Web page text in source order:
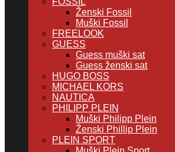
Ženski Fossil
Muški Fossil
FREELOOK
GUESS
Guess muški sat
Guess ženski sat
HUGO BOSS
MICHAEL KORS
NAUTICA
PHILIPP PLEIN
Muški Philipp Plein
Ženski Phillip Plein
PLEIN SPORT